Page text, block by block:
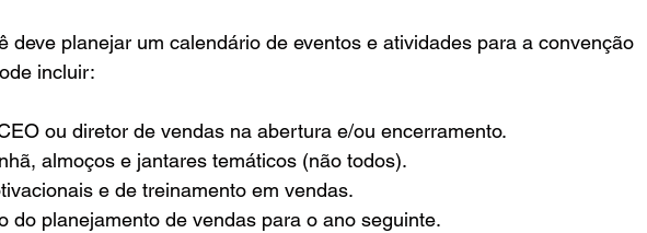
deve planejar um calendário de eventos e atividades para a convenção
incluir:
ou diretor de vendas na abertura e/ou encerramento.
almoços e jantares temáticos (não todos).
e de treinamento em vendas.
do planejamento de vendas para o ano seguinte.